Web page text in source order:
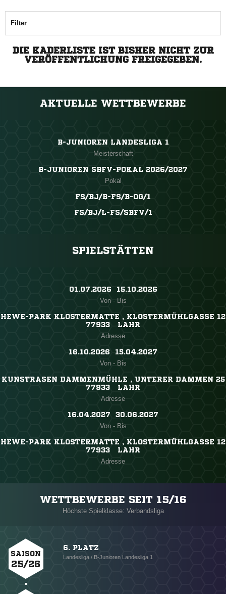
Filter
DIE KADERLISTE IST BISHER NICHT ZUR
VERÖFFENTLICHUNG FREIGEGEBEN.
AKTUELLE WETTBEWERBE
B-JUNIOREN LANDESLIGA 1
Meisterschaft
B-JUNIOREN SBFV-POKAL 2026/2027
Pokal
FS/BJ/B-FS/B-OG/1
FS/BJ/L-FS/SBFV/1
SPIELSTÄTTEN
01.07.2026 ​ 15.10.2026
Von - Bis
HEWE-PARK KLOSTERMATTE , KLOSTERMÜHLGASSE 12
77933 LAHR
Adresse
16.10.2026 ​ 15.04.2027
Von - Bis
KUNSTRASEN DAMMENMÜHLE , UNTERER DAMMEN 25
77933 LAHR
Adresse
16.04.2027 ​ 30.06.2027
Von - Bis
HEWE-PARK KLOSTERMATTE , KLOSTERMÜHLGASSE 12
77933 LAHR
Adresse
WETTBEWERBE SEIT 15/16
Höchste Spielklasse: Verbandsliga
SAISON
25/26
6. PLATZ
Landesliga / B-Junioren Landesliga 1